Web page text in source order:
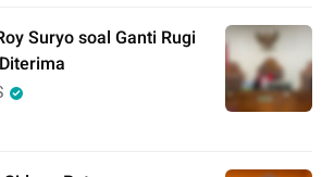
Suryo soal Ganti Rugi